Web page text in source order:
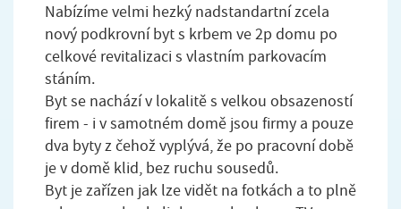
Nabízíme velmi hezký nadstandartní zcela
nový podkrovní byt s krbem ve 2p domu po
celkové revitalizaci s vlastním parkovacím
stáním.
Byt se nachází v lokalitě s velkou obsazeností
firem - i v samotném domě jsou firmy a pouze
dva byty z čehož vyplývá, že po pracovní době
je v domě klid, bez ruchu sousedů.
Byt je zařízen jak lze vidět na fotkách a to plně